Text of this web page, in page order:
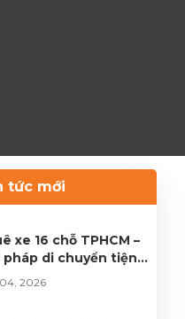
tức mới
xe 16 chỗ TPHCM –
pháp di chuyển tiện
mọi hành trình
2026